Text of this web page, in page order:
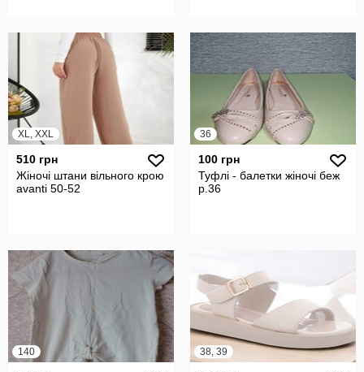
XL, XXL
510 грн
Жіночі штани вільного крою
avanti 50-52
36
100 грн
Туфлі - балетки жіночі беж
р.36
140 38, 39